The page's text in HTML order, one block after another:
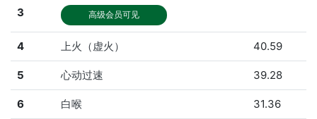
3 高级会员可见
4 上火（虚火） 40.59
5 心动过速 39.28
6 白喉 31.36